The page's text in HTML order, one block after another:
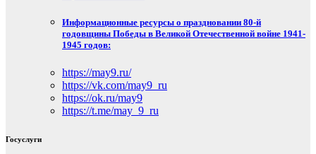
Информационные ресурсы о праздновании 80-й
годовщины Победы в Великой Отечественной войне 1941-
1945 годов:
https://may9.ru/
https://vk.com/may9_ru
https://ok.ru/may9
https://t.me/may_9_ru
Госуслуги